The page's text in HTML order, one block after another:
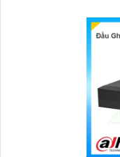
năng
SMD
nhận